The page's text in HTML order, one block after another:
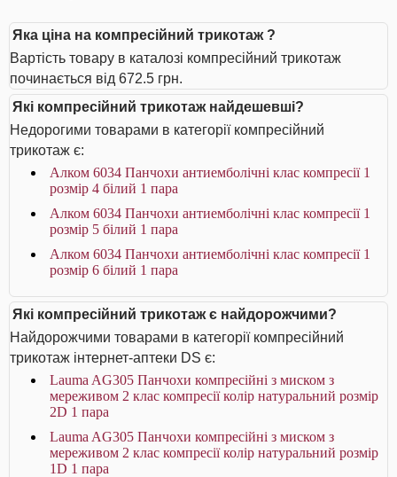
Яка ціна на компресійний трикотаж ?
Вартість товару в каталозі компресійний трикотаж
починається від 672.5 грн.
Які компресійний трикотаж найдешевші?
Недорогими товарами в категорії компресійний
трикотаж є:
Алком 6034 Панчохи антиемболічні клас компресії 1
розмір 4 білий 1 пара
Алком 6034 Панчохи антиемболічні клас компресії 1
розмір 5 білий 1 пара
Алком 6034 Панчохи антиемболічні клас компресії 1
розмір 6 білий 1 пара
Які компресійний трикотаж є найдорожчими?
Найдорожчими товарами в категорії компресійний
трикотаж інтернет-аптеки DS є:
Lauma AG305 Панчохи компресійні з миском з
мереживом 2 клас компресії колір натуральний розмір
2D 1 пара
Lauma AG305 Панчохи компресійні з миском з
мереживом 2 клас компресії колір натуральний розмір
1D 1 пара